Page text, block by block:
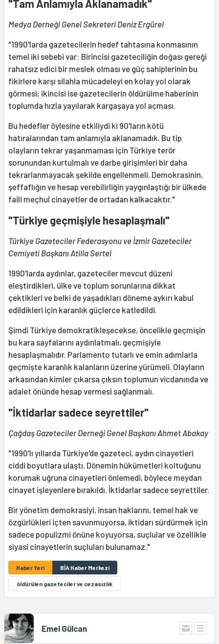
"Tam Anlamıyla Aklanamadık"
Medya Derneği Genel Sekreteri Deniz Ergürel
"1990'larda gazetecilerin hedef tahtasına konmasının
temel iki sebebi var: Birincisi gazeteciliğin doğası gereği
rahatsız edici bir meslek olması ve güç sahiplerinin bu
fikirlere karşı silahla mücadeleyi en kolay yol olarak
görmesi; ikincisi ise gazetecilerin öldürülme haberinin
toplumda hızla yayılarak kargaşaya yol açması.
Bu hedefler öylesine etkiliydi ki 90'ların kötü
hatıralarından tam anlamıyla aklanamadık. Bu tip
olayların tekrar yaşanmaması için Türkiye terör
sorunundan kurtulmalı ve darbe girişimleri bir daha
tekrarlanmayacak şekilde engellenmeli. Demokrasinin,
şeffaflığın ve hesap verebilirliğin yaygınlaştığı bir ülkede
faili meçhul cinayetler de ortadan kalkacaktır."
"Türkiye geçmişiyle hesaplaşmalı"
Türkiye Gazeteciler Federasyonu ve İzmir Gazeteciler
Cemiyeti Başkanı Atilla Sertel
1990'larda aydınlar, gazeteciler mevcut düzeni
eleştirdikleri, ülke ve toplum sorunlarına dikkat
çektikleri ve belki de yaşadıkları döneme aykırı kabul
edildikleri için karanlık güçlerce katledildi.
Şimdi Türkiye demokratikleşecekse, öncelikle geçmişin
bu kara sayfalarını aydınlatmalı, geçmişiyle
hesaplaşmalıdır. Parlamento tutarlı ve emin adımlarla
geçmişte karanlık kalanların üzerine yürümeli. Olayların
arkasından kimler çıkarsa çıksın toplumun vicdanında ve
adalet önünde hesap vermesi sağlanmalı.
"İktidarlar sadece seyrettiler"
Çağdaş Gazeteciler Derneği Genel Başkanı Ahmet Abakay
"1990'lı yıllarda Türkiye'de gazeteci, aydın cinayetleri
ciddi boyutlara ulaştı. Dönemin hükümetleri koltuğunu
korumak uğruna cinayetleri önlemedi, böylece meydan
cinayet işleyenlere bırakıldı. İktidarlar sadece seyrettiler.
Bir yönetim demokrasiyi, insan haklarını, temel hak ve
özgürlükleri içten savunmuyorsa, iktidarı sürdürmek için
sadece populizmi önüne koyuyorsa, suçlular ve özellikle
siyasi cinayetlerin suçluları bulunamaz."
Haber Yeri BİA Haber Merkezi
öldürülen gazeteciler ve cezasızlık
Emel Gülcan